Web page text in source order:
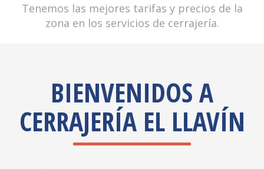
Tenemos las mejores tarifas y precios de la
zona en los servicios de cerrajería.
BIENVENIDOS A
CERRAJERÍA EL LLAVÍN